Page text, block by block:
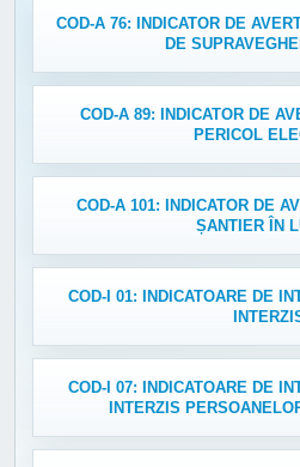
COD-A 76: INDICATOR DE
DE
COD-A 89: INDICATOR DE
PERICOL
COD-A 101: INDICATOR DE
ȘANTIER ÎN
COD-I 01: INDICATOARE DE
COD-I 07: INDICATOARE DE
INTERZIS